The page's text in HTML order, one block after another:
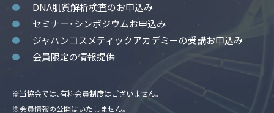
DNA肌質解析検査のお申込み
セミナー・シンポジウムお申込み
ジャパンコスメティックアカデミーの受講お申込み
会員限定の情報提供
※当協会では、有料会員制度はございません。
※会員情報の公開はいたしません。